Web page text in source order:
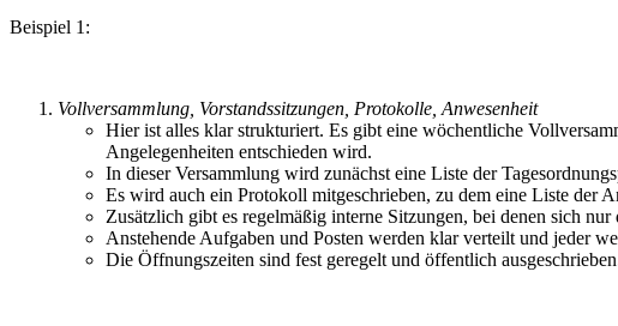
Beispiel 1:
Vollversammlung, Vorstandssitzungen, Protokolle, Anwesenheit
Hier ist alles klar strukturiert. Es gibt eine wöchentliche
Angelegenheiten entschieden wird.
In dieser Versammlung wird zunächst eine Liste der
Es wird auch ein Protokoll mitgeschrieben, zu dem eine Liste der
Zusätzlich gibt es regelmäßig interne Sitzungen, bei denen sich
Anstehende Aufgaben und Posten werden klar verteilt und jeder
Die Öffnungszeiten sind fest geregelt und öffentlich